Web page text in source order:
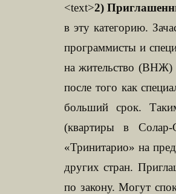
<text>2)
в эту категорию.
программисты и
на жительство (ВНЖ)
после того как
больший срок.
(квартиры в
«Тринитарио» на
других стран.
по закону. Могут